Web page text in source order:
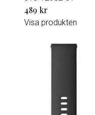
489 kr
Visa produkten